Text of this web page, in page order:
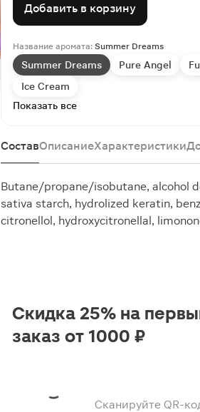
Добавить в корзину
Название аромата: Summer Dreams
Summer Dreams Pure Angel
Ice Cream
Показать все
СоставОписаниеХарактеристики
Butane/propane/isobutane, alcohol
sativa starch, hydrolized keratin,
citronellol, hydroxycitronellal,
Сканируйте QR-
Скидка 25% на
заказ от 1000 ₽